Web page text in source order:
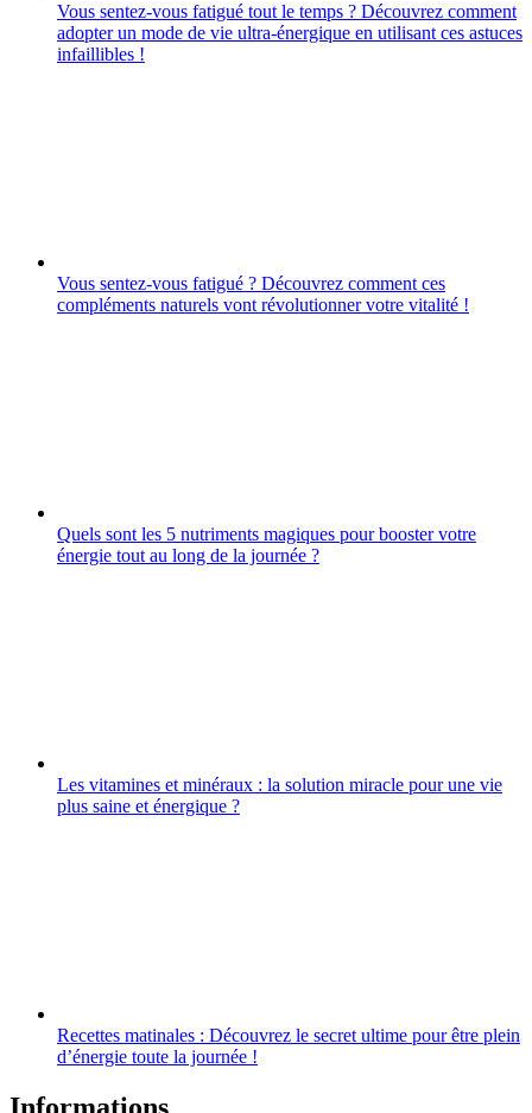
Vous sentez-vous fatigué tout le temps ? Découvrez comment
adopter un mode de vie ultra-énergique en utilisant ces astuces
infaillibles !
Vous sentez-vous fatigué ? Découvrez comment ces
compléments naturels vont révolutionner votre vitalité !
Quels sont les 5 nutriments magiques pour booster votre
énergie tout au long de la journée ?
Les vitamines et minéraux : la solution miracle pour une vie
plus saine et énergique ?
Recettes matinales : Découvrez le secret ultime pour être plein
d’énergie toute la journée !